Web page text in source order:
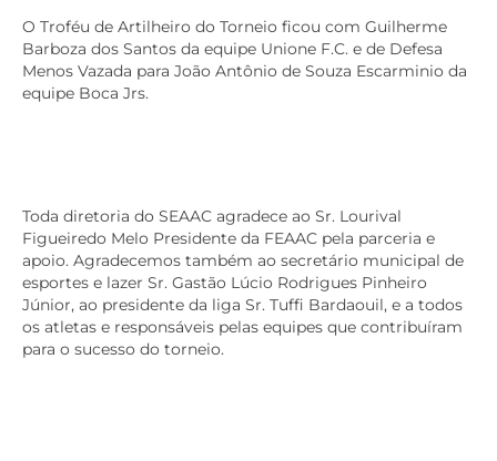
O Troféu de Artilheiro do Torneio ficou com Guilherme
Barboza dos Santos da equipe Unione F.C. e de Defesa
Menos Vazada para João Antônio de Souza Escarminio da
equipe Boca Jrs.
Toda diretoria do SEAAC agradece ao Sr. Lourival
Figueiredo Melo Presidente da FEAAC pela parceria e
apoio. Agradecemos também ao secretário municipal de
esportes e lazer Sr. Gastão Lúcio Rodrigues Pinheiro
Júnior, ao presidente da liga Sr. Tuffi Bardaouil, e a todos
os atletas e responsáveis pelas equipes que contribuíram
para o sucesso do torneio.